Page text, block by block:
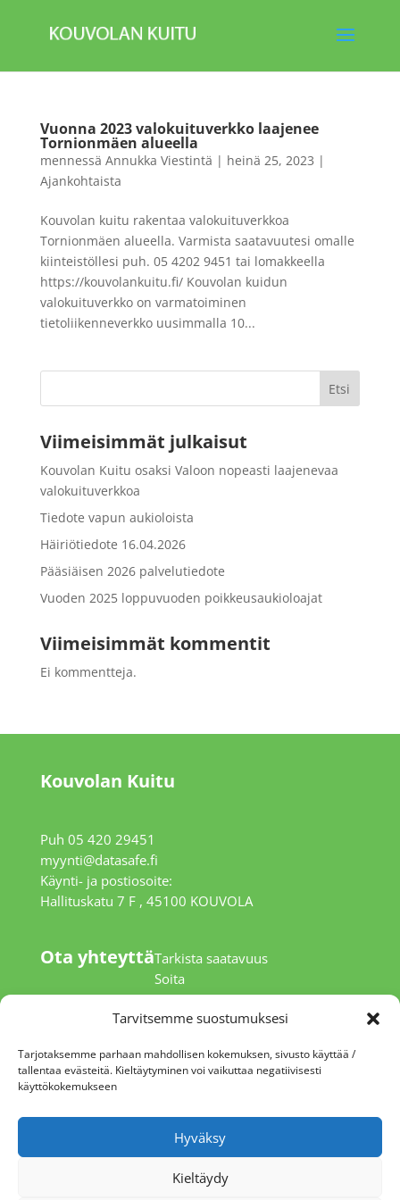
Tarvitsemme suostumuksesi
Tarjotaksemme parhaan mahdollisen kokemuksen, sivusto käyttää /
tallentaa evästeitä. Kieltäytyminen voi vaikuttaa negatiivisesti
käyttökokemukseen
Hyväksy
Kieltäydy
Vuonna 2023 valokuituverkko laajenee
Tornionmäen alueella
mennessä Annukka Viestintä | heinä 25, 2023 |
Ajankohtaista
Kouvolan kuitu rakentaa valokuituverkkoa
Tornionmäen alueella. Varmista saatavuutesi omalle
kiinteistöllesi puh. 05 4202 9451 tai lomakkeella
https://kouvolankuitu.fi/ Kouvolan kuidun
valokuituverkko on varmatoiminen
tietoliikenneverkko uusimmalla 10...
Etsi
Viimeisimmät julkaisut
Kouvolan Kuitu osaksi Valoon nopeasti laajenevaa
valokuituverkkoa
Tiedote vapun aukioloista
Häiriötiedote 16.04.2026
Pääsiäisen 2026 palvelutiedote
Vuoden 2025 loppuvuoden poikkeusaukioloajat
Viimeisimmät kommentit
Ei kommentteja.
Kouvolan Kuitu
Puh 05 420 29451
myynti@datasafe.fi
Käynti- ja postiosoite:
Hallituskatu 7 F , 45100 KOUVOLA
Ota yhteyttäTarkista saatavuus
Soita
Cookie Policy (EU)